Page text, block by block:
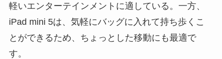
軽いエンターテインメントに適している。一方、
iPad mini 5は、気軽にバッグに入れて持ち歩くこ
とができるため、ちょっとした移動にも最適で
す。